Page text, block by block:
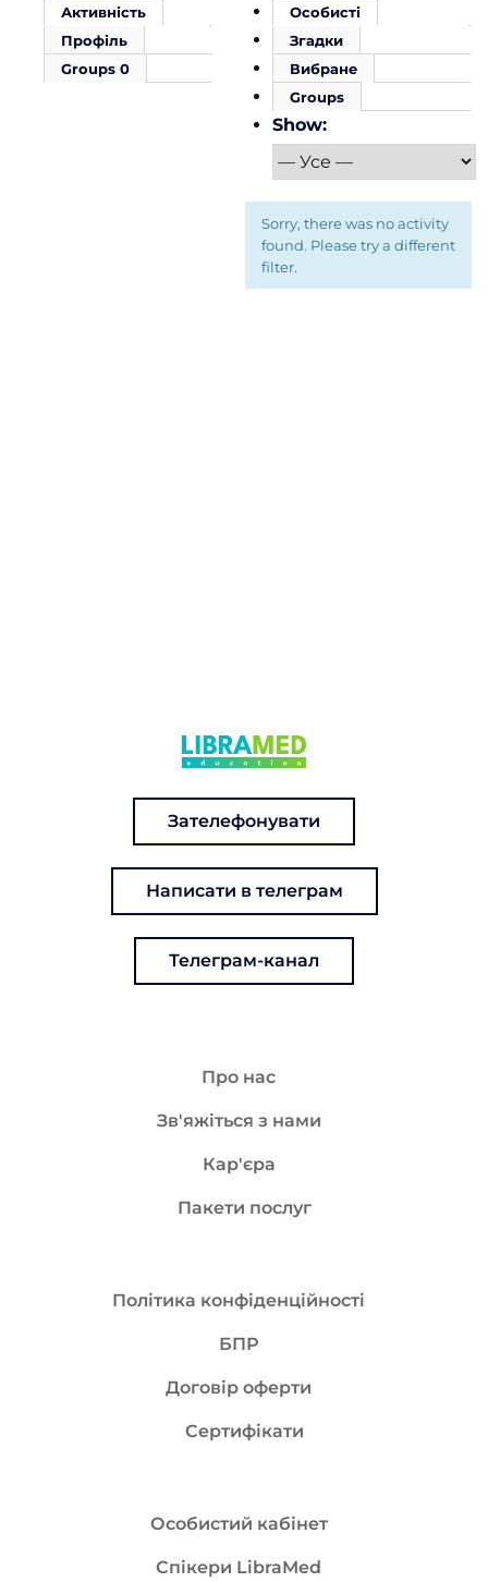
Активність
Профіль
Groups 0
Особисті
Згадки
Вибране
Groups
Show:
Sorry, there was no activity
found. Please try a different
filter.
Зателефонувати
Написати в телеграм
Телеграм-канал
Про нас
Зв'яжіться з нами
Кар'єра
Пакети послуг
Політика конфіденційності
БПР
Договір оферти
Сертифікати
Особистий кабінет
Спікери LibraMed